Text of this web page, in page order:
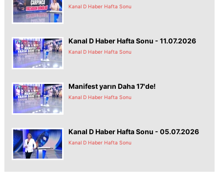
Kanal D Haber Hafta Sonu
Kanal D Haber Hafta Sonu - 11.07.2026
Kanal D Haber Hafta Sonu
Manifest yarın Daha 17'de!
Kanal D Haber Hafta Sonu
Kanal D Haber Hafta Sonu - 05.07.2026
Kanal D Haber Hafta Sonu